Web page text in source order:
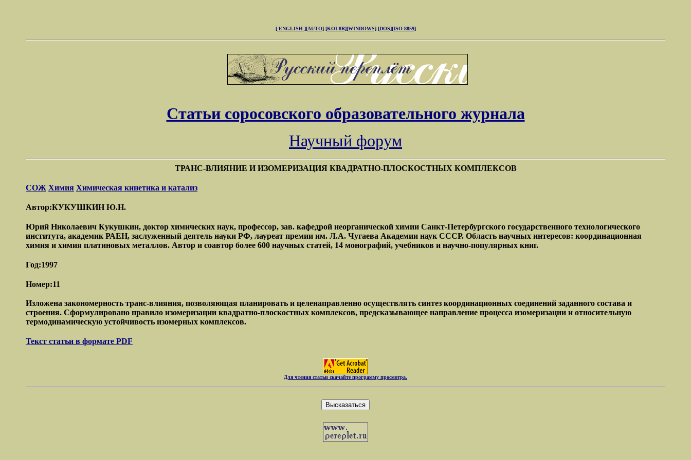
[ ENGLISH ][AUTO] [KOI-8R][WINDOWS] [DOS][ISO-8859]
Статьи соросовского образовательного журнала
Научный форум
ТРАНС-ВЛИЯНИЕ И ИЗОМЕРИЗАЦИЯ КВАДРАТНО-ПЛОСКОСТНЫХ КОМПЛЕКСОВ
СОЖ Химия Химическая кинетика и катализ
Автор:КУКУШКИН Ю.Н.
Юрий Николаевич Кукушкин, доктор химических наук, профессор, зав. кафедрой неорганической химии Санкт-Петербургского государственного технологического
института, академик РАЕН, заслуженный деятель науки РФ, лауреат премии им. Л.А. Чугаева Академии наук СССР. Область научных интересов: координационная
химия и химия платиновых металлов. Автор и соавтор более 600 научных статей, 14 монографий, учебников и научно-популярных книг.
Год:1997
Номер:11
Изложена закономерность транс-влияния, позволяющая планировать и целенаправленно осуществлять синтез координационных соединений заданного состава и
строения. Сформулировано правило изомеризации квадратно-плоскостных комплексов, предсказывающее направление процесса изомеризации и относительную
термодинамическую устойчивость изомерных комплексов.
Текст статьи в формате PDF
Для чтения статьи скачайте программу просмотра.